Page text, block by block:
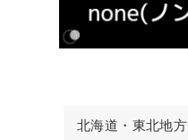
北海道・東北地方